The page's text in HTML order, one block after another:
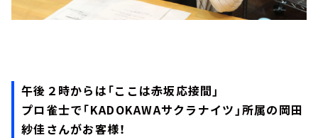
午後２時からは「ここは赤坂応接間」
プロ雀士で「KADOKAWAサクラナイツ」所属の岡田
紗佳さんがお客様！